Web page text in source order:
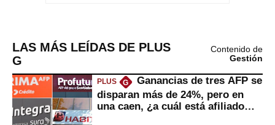
LAS MÁS LEÍDAS DE PLUS
G
Contenido de
Gestión
PLUS G
Ganancias de tres AFP se
disparan más de 24%, pero en
una caen, ¿a cuál está afiliado